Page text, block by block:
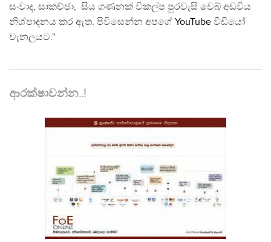
සංවාද, සාකච්ඡා, සිය ගණනක් විකල්ප පුරවැසි වෙබ් අඩවිය
නිශ්පාදනය කර ඇත. පිවිසෙන්න අපගේ YouTube වීඩියෝ
චැනලයට."
ආරක්ෂාවන්න..!